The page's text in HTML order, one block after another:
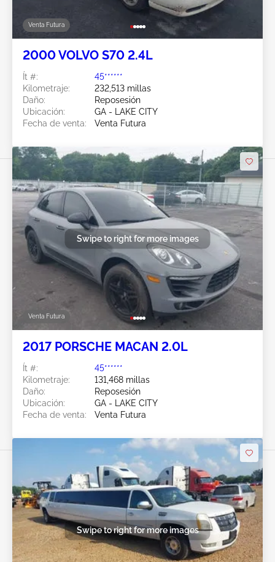
Venta Futura
2000 VOLVO S70 2.4L
Ít #:
45******
Kilometraje:
232,513 millas
Daño:
Reposesión
Ubicación:
GA - LAKE CITY
Fecha de venta:
Venta Futura
Venta Futura
Swipe to right for more images
2017 PORSCHE MACAN 2.0L
Ít #:
45******
Kilometraje:
131,468 millas
Daño:
Reposesión
Ubicación:
GA - LAKE CITY
Fecha de venta:
Venta Futura
Swipe to right for more images